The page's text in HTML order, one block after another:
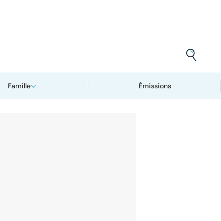
Famille Émissions